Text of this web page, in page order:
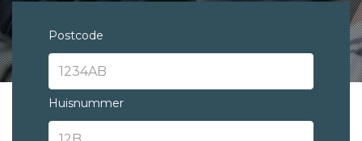
Postcode
Huisnummer